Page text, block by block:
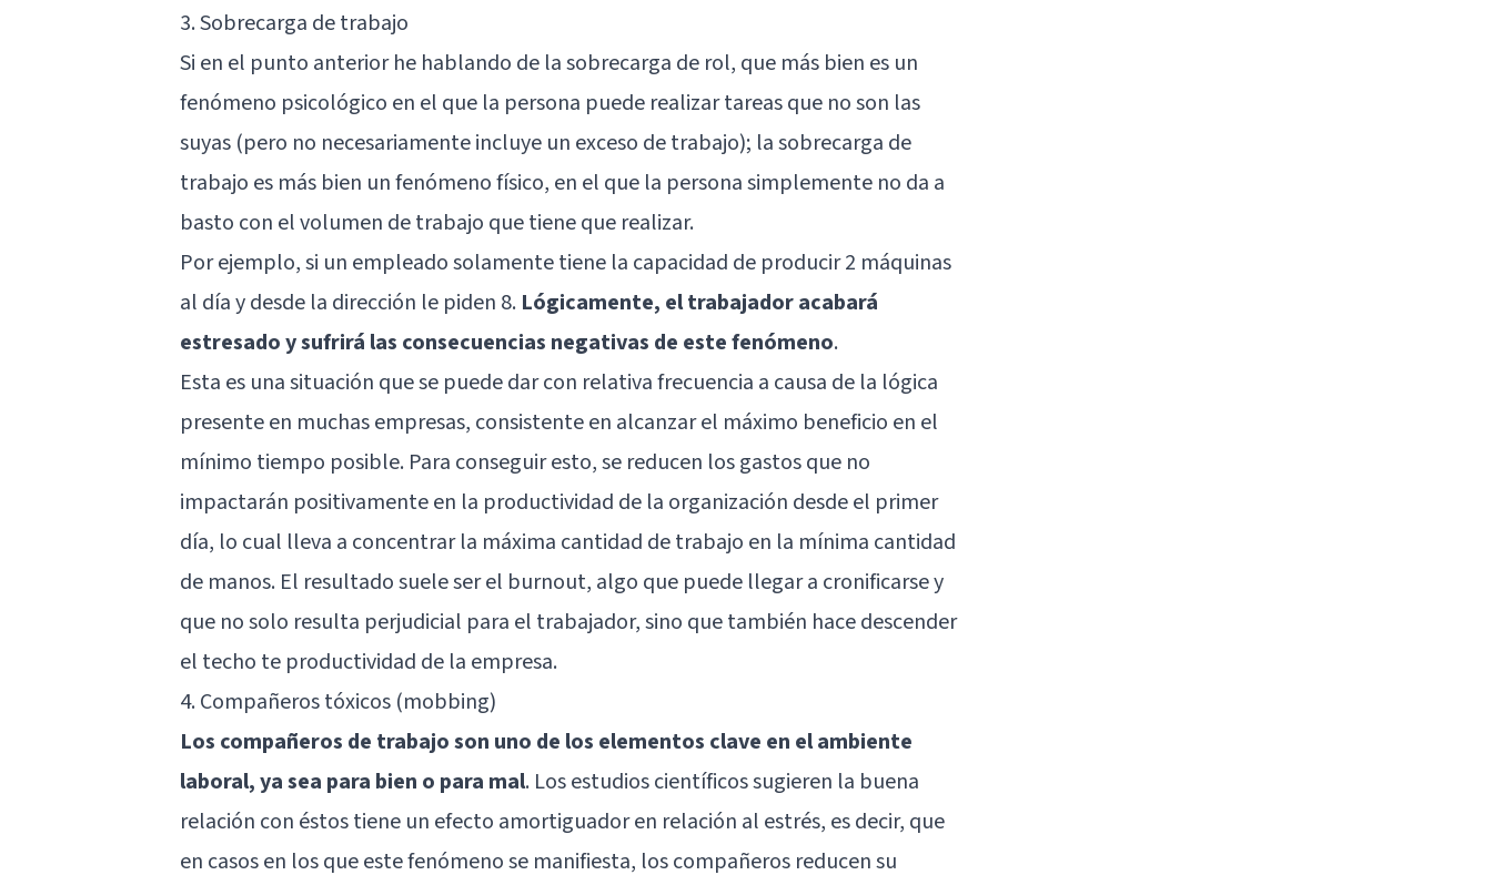
3. Sobrecarga de trabajo
Si en el punto anterior he hablando de la sobrecarga de rol, que más bien es un
fenómeno psicológico en el que la persona puede realizar tareas que no son las
suyas (pero no necesariamente incluye un exceso de trabajo); la sobrecarga de
trabajo es más bien un fenómeno físico, en el que la persona simplemente no da a
basto con el volumen de trabajo que tiene que realizar.
Por ejemplo, si un empleado solamente tiene la capacidad de producir 2 máquinas
al día y desde la dirección le piden 8. Lógicamente, el trabajador acabará
estresado y sufrirá las consecuencias negativas de este fenómeno.
Esta es una situación que se puede dar con relativa frecuencia a causa de la lógica
presente en muchas empresas, consistente en alcanzar el máximo beneficio en el
mínimo tiempo posible. Para conseguir esto, se reducen los gastos que no
impactarán positivamente en la productividad de la organización desde el primer
día, lo cual lleva a concentrar la máxima cantidad de trabajo en la mínima cantidad
de manos. El resultado suele ser el burnout, algo que puede llegar a cronificarse y
que no solo resulta perjudicial para el trabajador, sino que también hace descender
el techo te productividad de la empresa.
4. Compañeros tóxicos (mobbing)
Los compañeros de trabajo son uno de los elementos clave en el ambiente
laboral, ya sea para bien o para mal. Los estudios científicos sugieren la buena
relación con éstos tiene un efecto amortiguador en relación al estrés, es decir, que
en casos en los que este fenómeno se manifiesta, los compañeros reducen su